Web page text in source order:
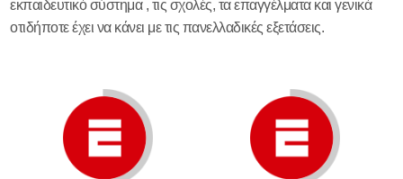
εκπαιδευτικό σύστημα , τις σχολές, τα επαγγέλματα και γενικά
οτιδήποτε έχει να κάνει με τις πανελλαδικές εξετάσεις.